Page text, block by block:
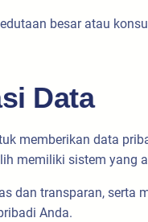
besar atau
Data
memberikan data
memiliki sistem yang
dan transparan,
Anda.